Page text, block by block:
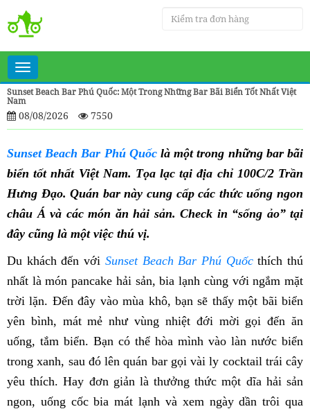
Toggle
navigation
Sunset Beach Bar Phú Quốc: Một Trong Những Bar Bãi Biển Tốt Nhất Việt
Nam
08/08/2026 7550
Sunset Beach Bar Phú Quốc là một trong những bar bãi
biển tốt nhất Việt Nam. Tọa lạc tại địa chỉ 100C/2 Trần
Hưng Đạo. Quán bar này cung cấp các thức uống ngon
châu Á và các món ăn hải sản. Check in “sống ảo” tại
đây cũng là một việc thú vị.
Du khách đến với Sunset Beach Bar Phú Quốcthích thú
nhất là món pancake hải sản, bia lạnh cùng với ngắm mặt
trời lặn. Đến đây vào mùa khô, bạn sẽ thấy một bãi biển
yên bình, mát mẻ như vùng nhiệt đới mời gọi đến ăn
uống, tắm biển. Bạn có thể hòa mình vào làn nước biển
trong xanh, sau đó lên quán bar gọi vài ly cocktail trái cây
yêu thích. Hay đơn giản là thưởng thức một dĩa hải sản
ngon, uống cốc bia mát lạnh và xem ngày dần trôi qua